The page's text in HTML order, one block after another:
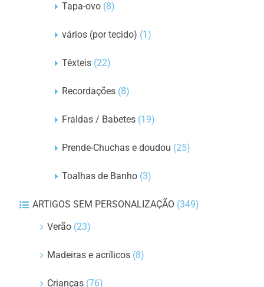
Tapa-ovo (8)
vários (por tecido) (1)
Têxteis (22)
Recordações (8)
Fraldas / Babetes (19)
Prende-Chuchas e doudou (25)
Toalhas de Banho (3)
ARTIGOS SEM PERSONALIZAÇÃO (349)
Verão (23)
Madeiras e acrílicos (8)
Crianças (76)